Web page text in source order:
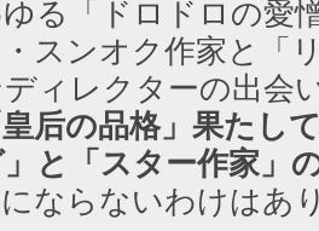
る「ドロドロの愛
スンオク作家と「
ディレクターの出会
后の品格」 果たし
と「スター作家」
ならないわけはあ